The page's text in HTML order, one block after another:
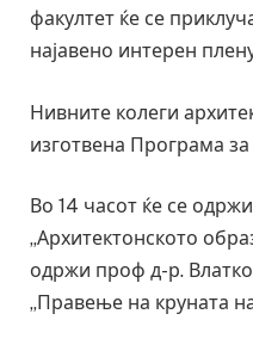
факултет ќе се
најавено интерен
Нивните колеги
изготвена Програма
Во 14 часот ќе се
„Архитектонското
одржи проф д-р.
„Правење на круната